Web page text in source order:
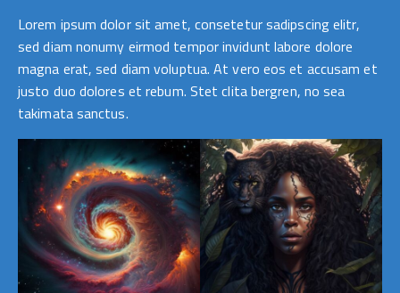
Lorem ipsum dolor sit amet, consetetur sadipscing elitr,
sed diam nonumy eirmod tempor invidunt labore dolore
magna erat, sed diam voluptua. At vero eos et accusam et
justo duo dolores et rebum. Stet clita bergren, no sea
takimata sanctus.